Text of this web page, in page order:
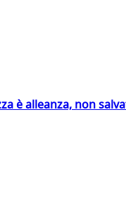
è alleanza, non